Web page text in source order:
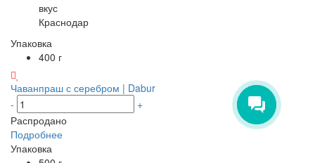
вкус
Краснодар
Упаковка
400 г
Чаванпраш с серебром | Dabur
-
+
Распродано
Подробнее
Упаковка